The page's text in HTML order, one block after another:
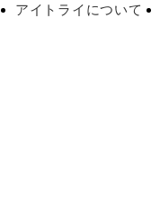
アイトライについて